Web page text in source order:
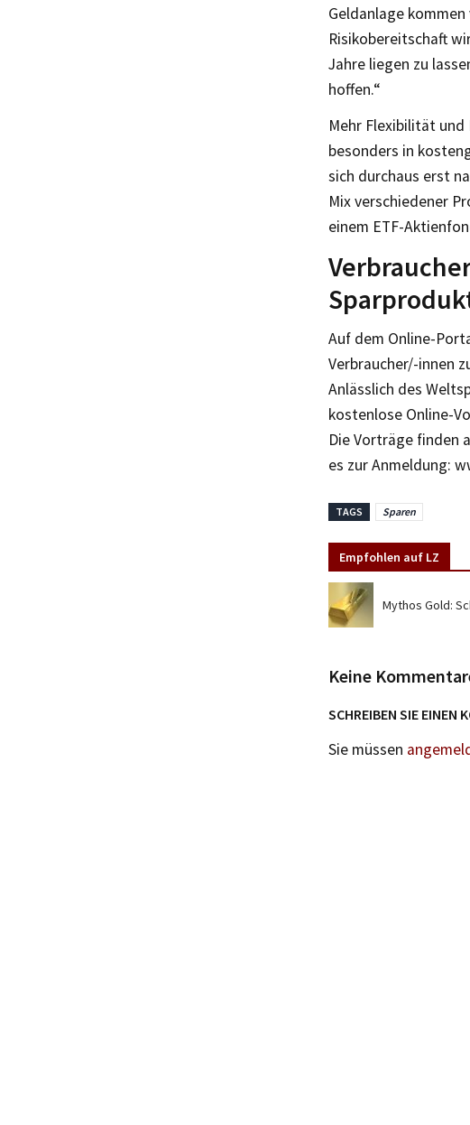
Geldanlage
Risikobereitschaft
Jahre liegen zu
hoffen.“
Mehr Flexibilität
besonders in
sich durchaus erst
Mix verschiedener
einem ETF-
Auf dem Online-
Verbraucher/-innen
Anlässlich des
kostenlose Online-
Die Vorträge finden
es zur Anmeldung:
TAGS Sparen
Empfohlen auf LZ
Mythos Gold:
Keine
SCHREIBEN SIE EINEN
Sie müssen